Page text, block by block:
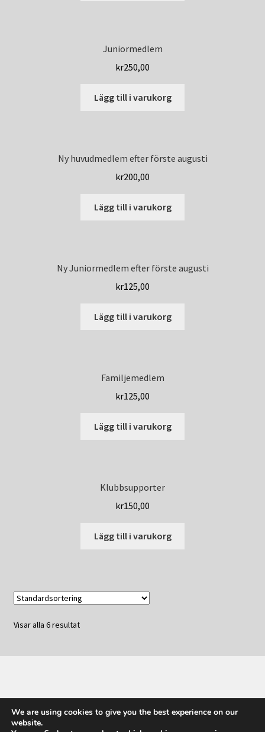
Juniormedlem
kr250,00
Lägg till i varukorg
Ny huvudmedlem efter förste augusti
kr200,00
Lägg till i varukorg
Ny Juniormedlem efter förste augusti
kr125,00
Lägg till i varukorg
Familjemedlem
kr125,00
Lägg till i varukorg
Klubbsupporter
kr150,00
Lägg till i varukorg
Visar alla 6 resultat
Byggt med WooCommerce
We are using cookies to give you the best experience on our
website.